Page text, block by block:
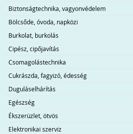
Biztonságtechnika, vagyonvédelem
Bölcsőde, óvoda, napközi
Burkolat, burkolás
Cipész, cipőjavítás
Csomagolástechnika
Cukrászda, fagyizó, édesség
Duguláselhárítás
Egészség
Ékszerüzlet, ötvös
Elektronikai szerviz